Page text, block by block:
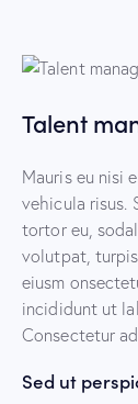
Talent
Mauris eu nisi
vehicula risus.
tortor eu,
volutpat,
eiusm
incididunt ut
Consectetur
Sed ut